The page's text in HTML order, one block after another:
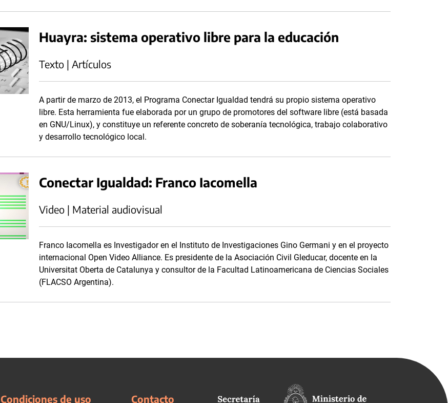
Huayra: sistema operativo libre para la educación
Texto | Artículos
A partir de marzo de 2013, el Programa Conectar Igualdad tendrá su propio sistema operativo
libre. Esta herramienta fue elaborada por un grupo de promotores del software libre (está basada
en GNU/Linux), y constituye un referente concreto de soberanía tecnológica, trabajo colaborativo
y desarrollo tecnológico local.
Conectar Igualdad: Franco Iacomella
Video | Material audiovisual
Franco Iacomella es Investigador en el Instituto de Investigaciones Gino Germani y en el proyecto
internacional Open Video Alliance. Es presidente de la Asociación Civil Gleducar, docente en la
Universitat Oberta de Catalunya y consultor de la Facultad Latinoamericana de Ciencias Sociales
(FLACSO Argentina).
Condiciones de uso Contacto